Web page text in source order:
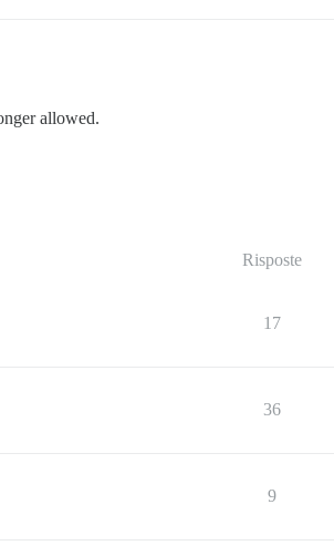
allowed.
Risposte
17
36
9